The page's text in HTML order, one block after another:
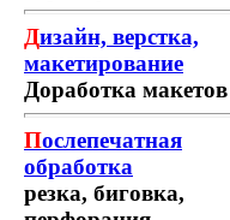
Дизайн, верстка,
макетирование
Доработка макетов
Послепечатная
обработка
резка, биговка,